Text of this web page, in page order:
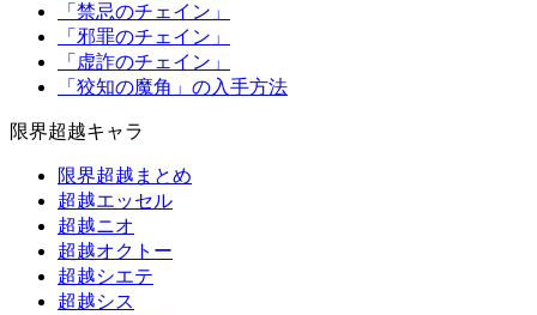
「禁忌のチェイン」
「邪罪のチェイン」
「虚詐のチェイン」
「狡知の魔角」の入手方法
限界超越キャラ
限界超越まとめ
超越エッセル
超越ニオ
超越オクトー
超越シエテ
超越シス